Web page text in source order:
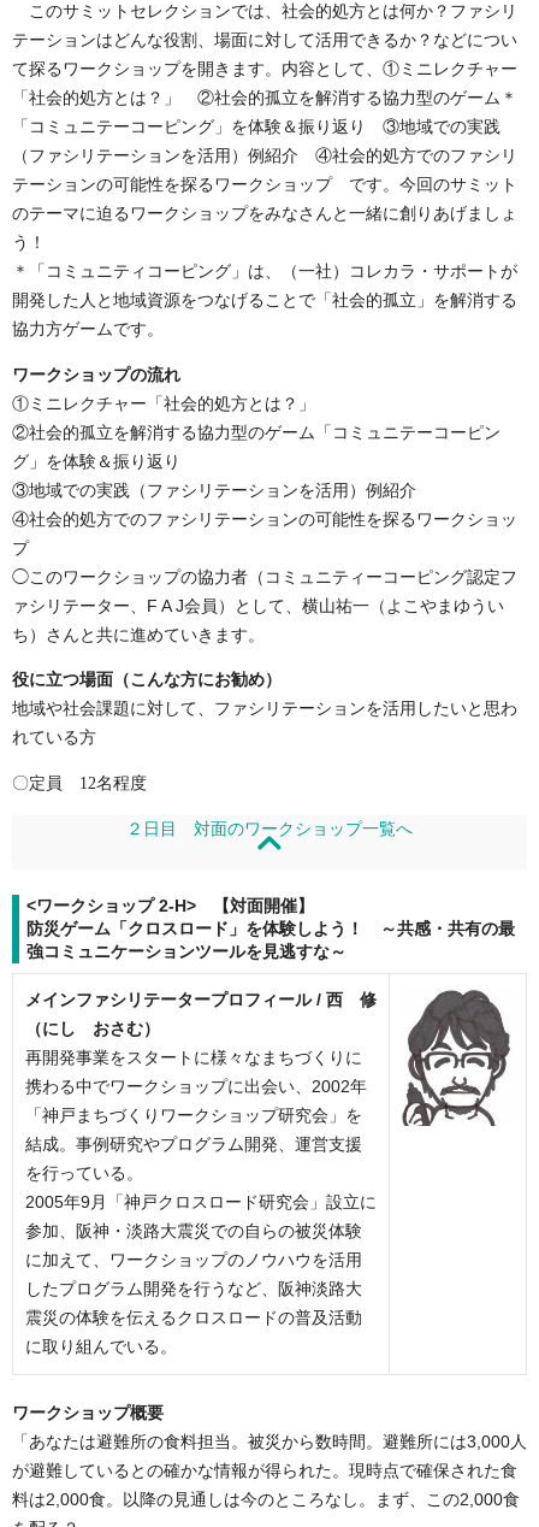
このサミットセレクションでは、社会的処方とは何か？ファシリ
テーションはどんな役割、場面に対して活用できるか？などについ
て探るワークショップを開きます。内容として、①ミニレクチャー
「社会的処方とは？」 ②社会的孤立を解消する協力型のゲーム＊
「コミュニテーコーピング」を体験＆振り返り ③地域での実践
（ファシリテーションを活用）例紹介 ④社会的処方でのファシリ
テーションの可能性を探るワークショップ です。今回のサミット
のテーマに迫るワークショップをみなさんと一緒に創りあげましょ
う！
＊「コミュニティコーピング」は、（一社）コレカラ・サポートが
開発した人と地域資源をつなげることで「社会的孤立」を解消する
協力方ゲームです。
ワークショップの流れ
①ミニレクチャー「社会的処方とは？」
②社会的孤立を解消する協力型のゲーム「コミュニテーコーピン
グ」を体験＆振り返り
③地域での実践（ファシリテーションを活用）例紹介
④社会的処方でのファシリテーションの可能性を探るワークショッ
プ
◯このワークショップの協力者（コミュニティーコーピング認定フ
ァシリテーター、F A J会員）として、横山祐一（よこやまゆうい
ち）さんと共に進めていきます。
役に立つ場面（こんな方にお勧め）
地域や社会課題に対して、ファシリテーションを活用したいと思わ
れている方
〇定員 12名程度
２日目 対面のワークショップ一覧へ
<ワークショップ 2-H> 【対面開催】
防災ゲーム「クロスロード」を体験しよう！ ～共感・共有の最
強コミュニケーションツールを見逃すな～
メインファシリテータープロフィール / 西 修
（にし おさむ）
再開発事業をスタートに様々なまちづくりに
携わる中でワークショップに出会い、2002年
「神戸まちづくりワークショップ研究会」を
結成。事例研究やプログラム開発、運営支援
を行っている。
2005年9月「神戸クロスロード研究会」設立に
参加、阪神・淡路大震災での自らの被災体験
に加えて、ワークショップのノウハウを活用
したプログラム開発を行うなど、阪神淡路大
震災の体験を伝えるクロスロードの普及活動
に取り組んでいる。
ワークショップ概要
「あなたは避難所の食料担当。被災から数時間。避難所には3,000人
が避難しているとの確かな情報が得られた。現時点で確保された食
料は2,000食。以降の見通しは今のところなし。まず、この2,000食